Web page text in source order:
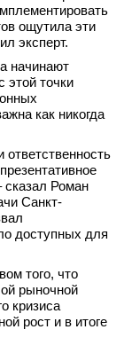
ощутила эти
эксперт.
начинают
этой точки
как никогда
сказал Роман
Санкт-
доступных для
того, что
рыночной
кризиса
рост и в итоге